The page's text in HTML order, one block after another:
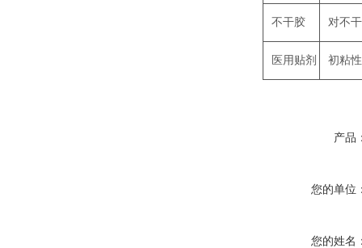
不干胶 对不
医用贴剂 初粘
产品
您的单位
您的姓名